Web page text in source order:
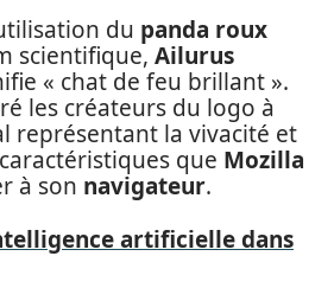
du panda roux
scientifique, Ailurus
« chat de feu brillant ».
les créateurs du logo à
représentant la vivacité et
que Mozilla
à son navigateur.
artificielle dans